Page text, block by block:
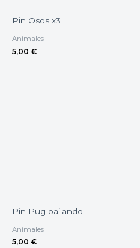
Pin Osos x3
Animales
5,00 €
Pin Pug bailando
Animales
5,00 €